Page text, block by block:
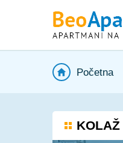
Početna
KOLAŽ